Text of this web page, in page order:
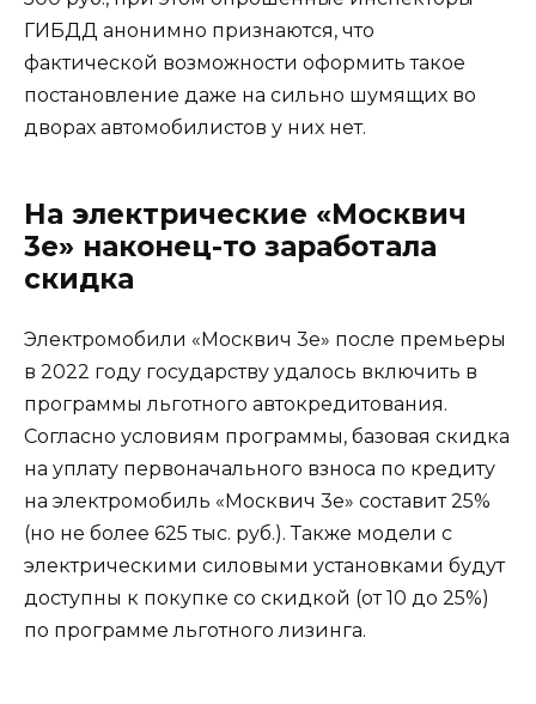
ГИБДД анонимно признаются, что
фактической возможности оформить такое
постановление даже на сильно шумящих во
дворах автомобилистов у них нет.
На электрические «Москвич
3е» наконец-то заработала
скидка
Электромобили «Москвич 3е» после премьеры
в 2022 году государству удалось включить в
программы льготного автокредитования.
Согласно условиям программы, базовая скидка
на уплату первоначального взноса по кредиту
на электромобиль «Москвич 3е» составит 25%
(но не более 625 тыс. руб.). Также модели с
электрическими силовыми установками будут
доступны к покупке со скидкой (от 10 до 25%)
по программе льготного лизинга.